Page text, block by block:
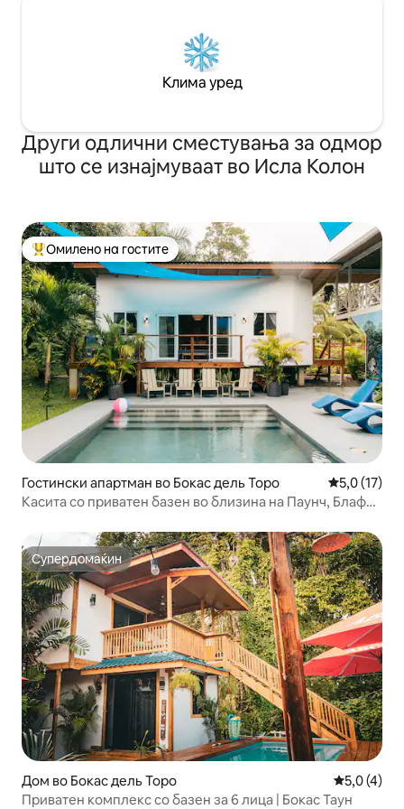
Клима уред
Други одлични сместувања за одмор
што се изнајмуваат во Исла Колон
Меѓу најуспешните „Омилени на гостите“
Омилено на гостите
Гостински апартман во Бокас дель Торо Просечна
5,0 (17)
Касита со приватен базен во близина на Паунч, Блаф
Супердомаќин
Супердомаќин
Дом во Бокас дель Торо Просечна
5,0 (4)
Приватен комплекс со базен за 6 лица | Бокас Таун